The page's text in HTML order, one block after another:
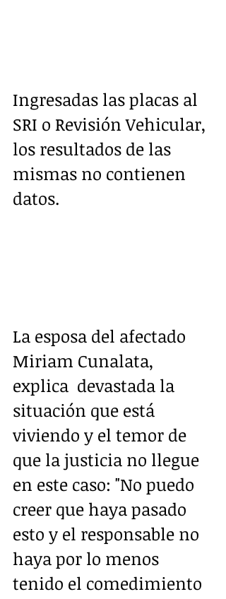
Ingresadas las placas al
SRI o Revisión Vehicular,
los resultados de las
mismas no contienen
datos.
La esposa del afectado
Miriam Cunalata,
explica  devastada la
situación que está
viviendo y el temor de
que la justicia no llegue
en este caso: "No puedo
creer que haya pasado
esto y el responsable no
haya por lo menos
tenido el comedimiento